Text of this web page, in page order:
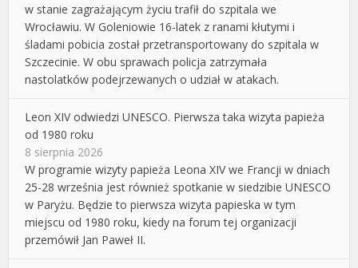
w stanie zagrażającym życiu trafił do szpitala we
Wrocławiu. W Goleniowie 16-latek z ranami kłutymi i
śladami pobicia został przetransportowany do szpitala w
Szczecinie. W obu sprawach policja zatrzymała
nastolatków podejrzewanych o udział w atakach.
Leon XIV odwiedzi UNESCO. Pierwsza taka wizyta papieża
od 1980 roku
8 sierpnia 2026
W programie wizyty papieża Leona XIV we Francji w dniach
25-28 września jest również spotkanie w siedzibie UNESCO
w Paryżu. Będzie to pierwsza wizyta papieska w tym
miejscu od 1980 roku, kiedy na forum tej organizacji
przemówił Jan Paweł II.